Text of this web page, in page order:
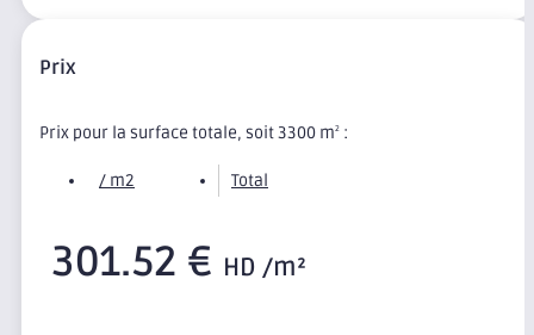
Prix
Prix pour la surface totale, soit 3300 m2 :
/ m2 Total
301.52 € HD /m²